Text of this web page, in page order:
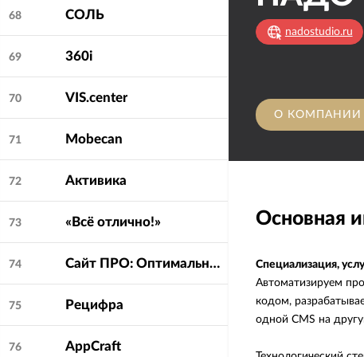
68 СОЛЬ
69 360i
70 VIS.center
71 Mobecan
72 Активика
73 «Всё отлично!»
74 Сайт ПРO: Оптимальные решения
75 Рецифра
76 AppCraft
nadostudio.ru
О КОМПАНИИ
Основная
Специализация,
Автоматизируем
кодом,
одной CMS на